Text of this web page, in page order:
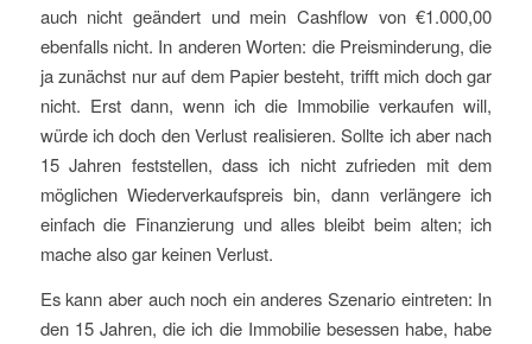
auch nicht geändert und mein Cashflow von €1.000,00
ebenfalls nicht. In anderen Worten: die Preisminderung, die
ja zunächst nur auf dem Papier besteht, trifft mich doch gar
nicht. Erst dann, wenn ich die Immobilie verkaufen will,
würde ich doch den Verlust realisieren. Sollte ich aber nach
15 Jahren feststellen, dass ich nicht zufrieden mit dem
möglichen Wiederverkaufspreis bin, dann verlängere ich
einfach die Finanzierung und alles bleibt beim alten; ich
mache also gar keinen Verlust.
Es kann aber auch noch ein anderes Szenario eintreten: In
den 15 Jahren, die ich die Immobilie besessen habe, habe